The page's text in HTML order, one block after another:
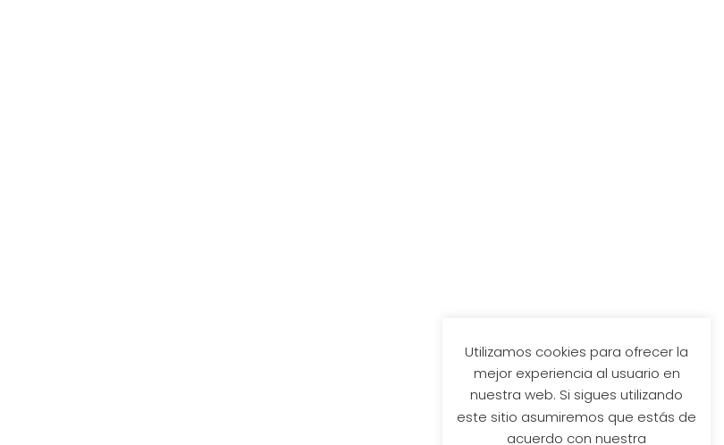
Utilizamos cookies para ofrecer la
mejor experiencia al usuario en
nuestra web. Si sigues utilizando
este sitio asumiremos que estás de
acuerdo con nuestra